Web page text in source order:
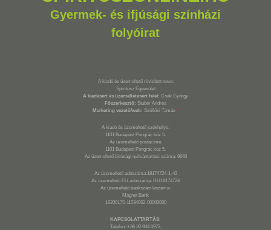
Gyermek- és ifjúsági színházi
folyóirat
A kiadó és üzemeltető rövidített neve:
Spiritusz Egyesület
A kiadásért és üzemeltetésért felel: Csák György
Főszerkesztő: Stuber Andrea
Marketing vezető/web: Szöllősi Tamás *
A kiadó és üzemeltető székhelye:
1101 Budapest Pongrác köz 5.
Az üzemeltető postacíme:
1101 Budapest Pongrác köz 5.
Az üzemeltető bírósági nyilvántartási száma: 9640
Az üzemeltető adószáma:18174724-1-42
Az üzemeltető EU adószáma: HU18174724
Az üzemeltető bankszámlaszáma:
Magnet Bank
16200175-11534062-00000000
KAPCSOLATTARTÁS:
Telefon: +36 20 934 0972,